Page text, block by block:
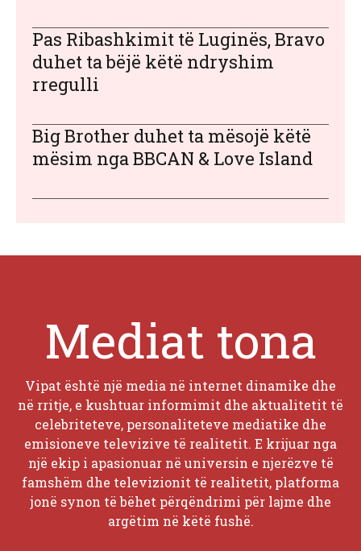
Pas Ribashkimit të Luginës, Bravo
duhet ta bëjë këtë ndryshim
rregulli
Big Brother duhet ta mësojë këtë
mësim nga BBCAN & Love Island
Mediat tona
Vipat është një media në internet dinamike dhe
në rritje, e kushtuar informimit dhe aktualitetit të
celebriteteve, personaliteteve mediatike dhe
emisioneve televizive të realitetit. E krijuar nga
një ekip i apasionuar në universin e njerëzve të
famshëm dhe televizionit të realitetit, platforma
jonë synon të bëhet përqëndrimi për lajme dhe
argëtim në këtë fushë.